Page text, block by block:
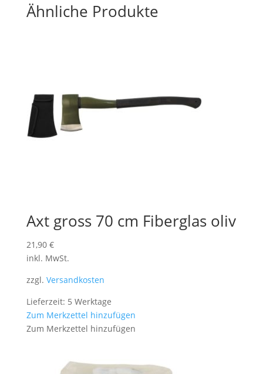
Ähnliche Produkte
Axt gross 70 cm Fiberglas oliv
21,90 €
inkl. MwSt.
zzgl. Versandkosten
Lieferzeit: 5 Werktage
Zum Merkzettel hinzufügen
Zum Merkzettel hinzufügen